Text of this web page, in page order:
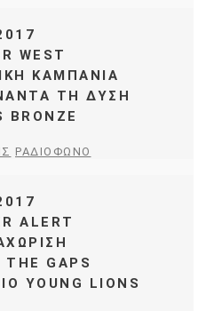
WEST
ΚΑΜΠΑΝΙΑ
ΤΗ ΔΥΣΗ
BRONZE
ΡΑΔΙΟΦΩΝΟ
ALERT
GAPS
YOUNG LIONS